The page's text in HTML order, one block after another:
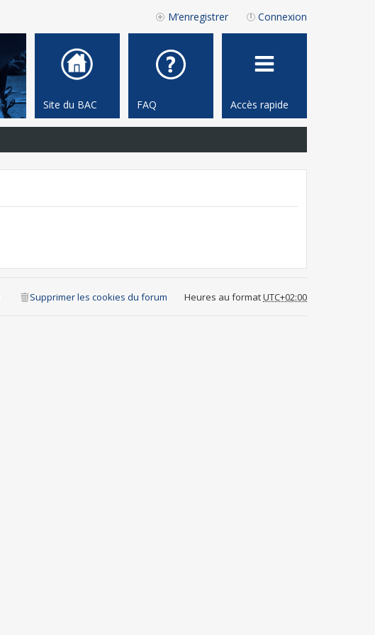
Connexion
M’enregistrer
Accès rapide
FAQ
Site du BAC
Heures au formatUTC+02:00
Supprimer les cookies du forum